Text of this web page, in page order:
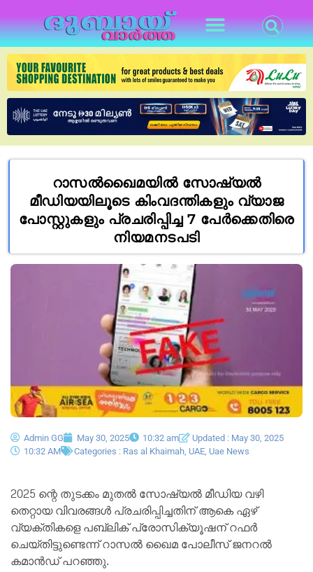
റാസൽഖൈമയിൽ സോഷ്യൽ
മീഡിയയിലൂടെ കിംവദന്തികളും വ്യാജ
പോസ്റ്റുകളും പ്രചരിപ്പിച്ച 7 പേർക്കെതിരെ
നിയമനടപടി
Admin GG May 30, 2025 10:32 am
Updated : May 30, 2025
10:32 AM
Categories : Ras al Khaimah UAE Uae News
2025 ന്റെ തുടക്കം മുതൽ സോഷ്യൽ മീഡിയ വഴി
തെറ്റായ വിവരങ്ങൾ പ്രചരിപ്പിച്ചതിന് ആകെ ഏഴ്
വ്യക്തികളെ പബ്ലിക് പ്രോസിക്യൂഷന് റഫർ
ചെയ്തിട്ടുണ്ടെന്ന് റാസൽ ഖൈമ പോലീസ് ജനറൽ
കമാൻഡ് പറഞ്ഞു.